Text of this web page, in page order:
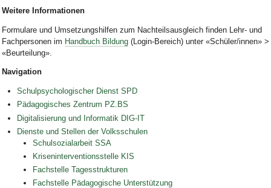
Weitere Informationen
Formulare und Umsetzungshilfen zum Nachteilsausgleich finden Lehr- und
Fachpersonen im Handbuch Bildung(Login-Bereich) unter «Schüler/innen» >
«Beurteilung».
Navigation
Schulpsychologischer Dienst SPD
Pädagogisches Zentrum PZ.BS
Digitalisierung und Informatik DIG-IT
Dienste und Stellen der Volksschulen
Schulsozialarbeit SSA
Kriseninterventionsstelle KIS
Fachstelle Tagesstrukturen
Fachstelle Pädagogische Unterstützung